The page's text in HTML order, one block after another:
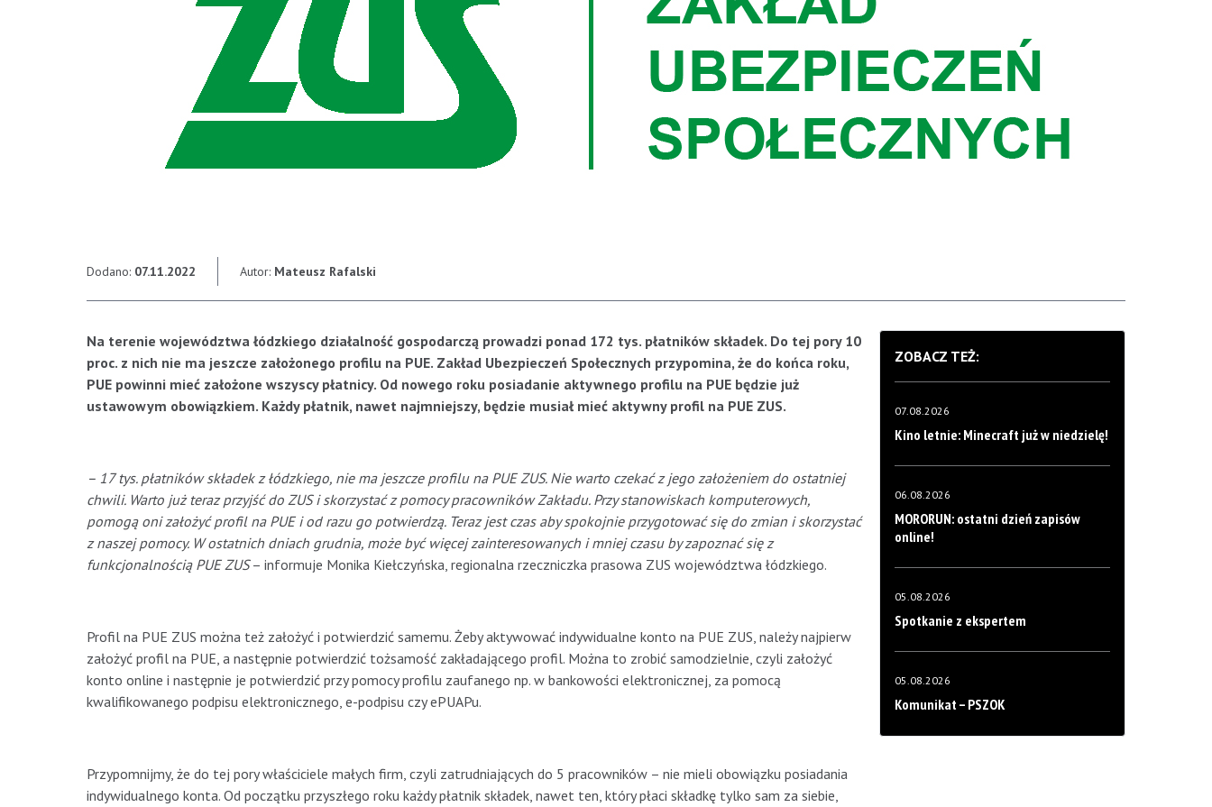
Dodano: 07.11.2022 Autor: Mateusz Rafalski
Na terenie województwa łódzkiego działalność gospodarczą prowadzi ponad 172 tys. płatników składek. Do tej pory 10
proc. z nich nie ma jeszcze założonego profilu na PUE. Zakład Ubezpieczeń Społecznych przypomina, że do końca roku,
PUE powinni mieć założone wszyscy płatnicy. Od nowego roku posiadanie aktywnego profilu na PUE będzie już
ustawowym obowiązkiem. Każdy płatnik, nawet najmniejszy, będzie musiał mieć aktywny profil na PUE ZUS.
– 17 tys. płatników składek z łódzkiego, nie ma jeszcze profilu na PUE ZUS. Nie warto czekać z jego założeniem do ostatniej
chwili. Warto już teraz przyjść do ZUS i skorzystać z pomocy pracowników Zakładu. Przy stanowiskach komputerowych,
pomogą oni założyć profil na PUE i od razu go potwierdzą. Teraz jest czas aby spokojnie przygotować się do zmian i skorzystać
z naszej pomocy. W ostatnich dniach grudnia, może być więcej zainteresowanych i mniej czasu by zapoznać się z
funkcjonalnością PUE ZUS– informuje Monika Kiełczyńska, regionalna rzeczniczka prasowa ZUS województwa łódzkiego.
Profil na PUE ZUS można też założyć i potwierdzić samemu. Żeby aktywować indywidualne konto na PUE ZUS, należy najpierw
założyć profil na PUE, a następnie potwierdzić tożsamość zakładającego profil. Można to zrobić samodzielnie, czyli założyć
konto online i następnie je potwierdzić przy pomocy profilu zaufanego np. w bankowości elektronicznej, za pomocą
kwalifikowanego podpisu elektronicznego, e-podpisu czy ePUAPu.
Przypomnijmy, że do tej pory właściciele małych firm, czyli zatrudniających do 5 pracowników – nie mieli obowiązku posiadania
indywidualnego konta. Od początku przyszłego roku każdy płatnik składek, nawet ten, który płaci składkę tylko sam za siebie,
ZOBACZ TEŻ:
07.08.2026
Kino letnie: Minecraft już w niedzielę!
06.08.2026
MORORUN: ostatni dzień zapisów
online!
05.08.2026
Spotkanie z ekspertem
05.08.2026
Komunikat – PSZOK